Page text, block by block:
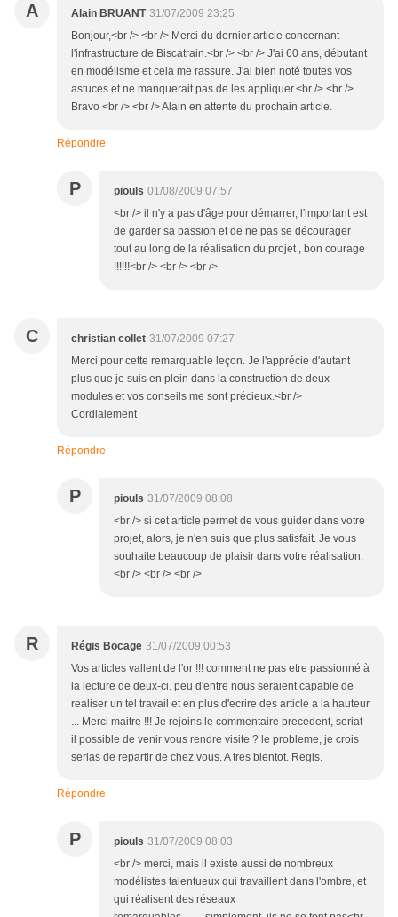
A Alain BRUANT 31/07/2009 23:25
Bonjour,<br /> <br /> Merci du dernier article concernant
l'infrastructure de Biscatrain.<br /> <br /> J'ai 60 ans, débutant
en modélisme et cela me rassure. J'ai bien noté toutes vos
astuces et ne manquerait pas de les appliquer.<br /> <br />
Bravo <br /> <br /> Alain en attente du prochain article.
Répondre
P piouls 01/08/2009 07:57
<br /> il n'y a pas d'âge pour démarrer, l'important est
de garder sa passion et de ne pas se décourager
tout au long de la réalisation du projet , bon courage
!!!!!!<br /> <br /> <br />
C christian collet 31/07/2009 07:27
Merci pour cette remarquable leçon. Je l'apprécie d'autant
plus que je suis en plein dans la construction de deux
modules et vos conseils me sont précieux.<br />
Cordialement
Répondre
P piouls 31/07/2009 08:08
<br /> si cet article permet de vous guider dans votre
projet, alors, je n'en suis que plus satisfait. Je vous
souhaite beaucoup de plaisir dans votre réalisation.
<br /> <br /> <br />
R Régis Bocage 31/07/2009 00:53
Vos articles vallent de l'or !!! comment ne pas etre passionné à
la lecture de deux-ci. peu d'entre nous seraient capable de
realiser un tel travail et en plus d'ecrire des article a la hauteur
... Merci maitre !!! Je rejoins le commentaire precedent, seriat-
il possible de venir vous rendre visite ? le probleme, je crois
serias de repartir de chez vous. A tres bientot. Regis.
Répondre
P piouls 31/07/2009 08:03
<br /> merci, mais il existe aussi de nombreux
modélistes talentueux qui travaillent dans l'ombre, et
qui réalisent des réseaux